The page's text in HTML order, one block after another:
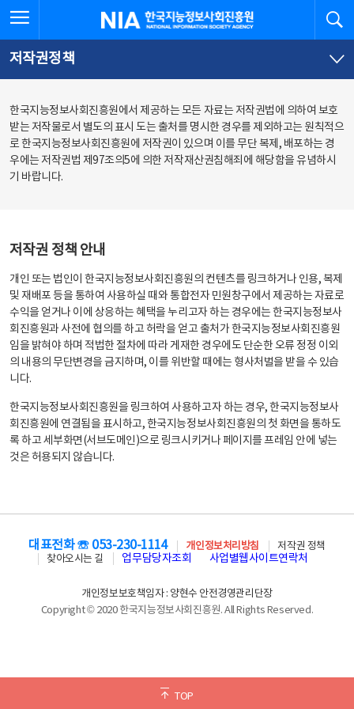
문
로
가
체
뉴
바
가
한국지능정보사회진흥원
저작권정책
한국지능정보사회진흥원에서 제공하는 모든 자료는 저작권법에 의하여 보호
받는 저작물로서 별도의 표시 도는 출처를 명시한 경우를 제외하고는 원칙적으
로 한국지능정보사회진흥원에 저작권이 있으며 이를 무단 복제, 배포하는 경
우에는 저작권법 제97조의5에 의한 저작재산권침해죄에 해당함을 유념하시
기 바랍니다.
저작권 정책 안내
개인 또는 법인이 한국지능정보사회진흥원의 컨텐츠를 링크하거나 인용, 복제
및 재배포 등을 통하여 사용하실 때와 통합전자 민원창구에서 제공하는 자료로
수익을 얻거나 이에 상응하는 혜택을 누리고자 하는 경우에는 한국지능정보사
회진흥원과 사전에 협의를 하고 허락을 얻고 출처가 한국지능정보사회진흥원
임을 밝혀야 하며 적법한 절차에 따라 게재한 경우에도 단순한 오류 정정 이외
의 내용의 무단변경을 금지하며, 이를 위반할 때에는 형사처벌을 받을 수 있습
니다.
한국지능정보사회진흥원을 링크하여 사용하고자 하는 경우, 한국지능정보사
회진흥원에 연결됨을 표시하고, 한국지능정보사회진흥원의 첫 화면을 통하도
록 하고 세부화면(서브도메인)으로 링크시키거나 페이지를 프레임 안에 넣는
것은 허용되지 않습니다.
TOP
대표전화 ☏ 053-230-1114 개인정보처리방침
저작권 정책
찾아오시는 길
업무담당자조회 사업별웹사이트연락처
개인정보보호책임자 : 양현수 안전경영관리단장
Copyright © 2020 한국지능정보사회진흥원. All Rights Reserved.